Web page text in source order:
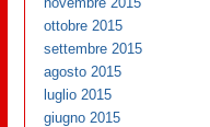
ottobre 2015
settembre 2015
agosto 2015
luglio 2015
giugno 2015